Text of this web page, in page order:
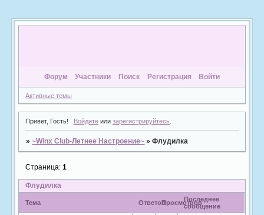
Форум Участники Поиск Регистрация Войти
Активные темы
Привет, Гость! Войдитеили зарегистрируйтесь.
»~Winx Club-Летнее Настроение~ »Флудилка
Флудилка
Страница:1
Тема ОтветовПросмотровПоследнее
сообщение